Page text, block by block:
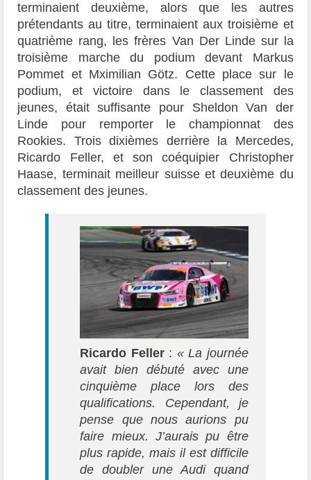
terminaient deuxième, alors que les autres
prétendants au titre, terminaient aux troisième et
quatrième rang, les frères Van Der Linde sur la
troisième marche du podium devant Markus
Pommet et Mximilian Götz. Cette place sur le
podium, et victoire dans le classement des
jeunes, était suffisante pour Sheldon Van der
Linde pour remporter le championnat des
Rookies. Trois dixièmes derrière la Mercedes,
Ricardo Feller, et son coéquipier Christopher
Haase, terminait meilleur suisse et deuxième du
classement des jeunes.
Ricardo Feller: « La journée
avait bien débuté avec une
cinquième place lors des
qualifications. Cependant, je
pense que nous aurions pu
faire mieux. J’aurais pu être
plus rapide, mais il est difficile
de doubler une Audi quand